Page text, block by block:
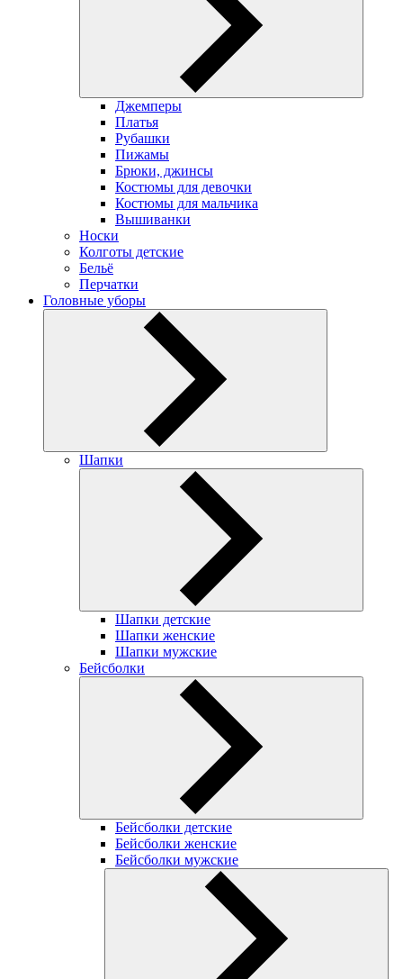
Джемперы
Платья
Рубашки
Пижамы
Брюки, джинсы
Костюмы для девочки
Костюмы для мальчика
Вышиванки
Носки
Колготы детские
Бельё
Перчатки
Головные уборы
Шапки
Шапки детские
Шапки женские
Шапки мужские
Бейсболки
Бейсболки детские
Бейсболки женские
Бейсболки мужские